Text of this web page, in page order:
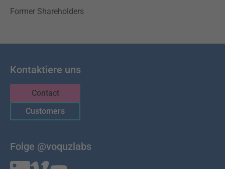
Former Shareholders
Kontaktiere uns
Contact
Customers
Folge @voquzlabs